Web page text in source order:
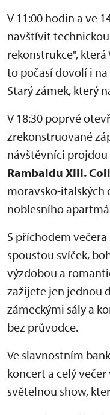
V 11:00 hodin a ve
navštívit
rekonstrukce", která
to počasí dovolí i
Starý zámek, který
V 18:30 poprvé
zrekonstruované
návštěvníci
Rambaldu XIII.
moravsko-italských
noblesního
S příchodem
spoustou svíček,
výzdobou a
zažijete jen jednou
zámeckými sály a
bez průvodce.
Ve slavnostním
koncert a celý
světelnou show,